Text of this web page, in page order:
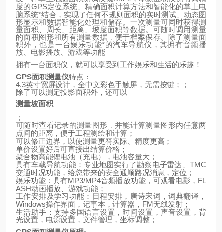
度的GPS定位系统、精确面积计算方法和智能化的掌上电
脑系统*结合，实现了任何不规则面积的实时测试、动态图
形显示和数据智能化处理和储存。一次测量可同时获得测
量面积、周长、距离、坡度面积等数据。可随时调用测量
的面积图形和所有测量数据，便于档案保存。除了测量面
积外，也是一台娱乐功能*的汽车导航仪，其拥有音频播
放、电影播放、游戏等功能
拥有一台面积仪，就可以享受到工作娱乐和生活的乐趣！
GPS面积测量仪特点：
4.3英寸宽屏设计，全中文彩色手触屏，无需按键；；
除了可以测定投影面积外，还可以
测量坡面积
；
可随时查看记录的测量图形，并能计算测量图形内任意两
点间的距离，便于工程测绘和计算；
可以修正边界，以使测量更符实际、精度更高；
单价设置好后可直接出结算价格；
聚合物高能锂电池（充电），电池容量大；
具有车载导航功能：专业地图实行了勘察电子雷达、 TMC
交通时况功能，给您带来的安全通顺路况消息，定位；
娱乐功能：具有MP3/MP4音频播放功能，可观看电影， FL
ASH动画播放、游戏功能；
工作安排及学习功能：日程安排，唐诗宋词，词典翻译，
Windows操作界面，记事本，计算器， FM无线发射；
生活助手：支持多国语言设置，时间设置，声音设置，背
光设置，电源设置，文件管理，坐标调整；